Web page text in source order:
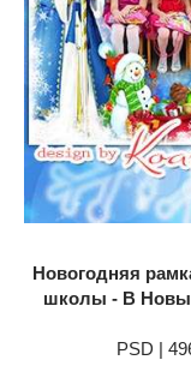
Новогодняя
школы - В
PSD |